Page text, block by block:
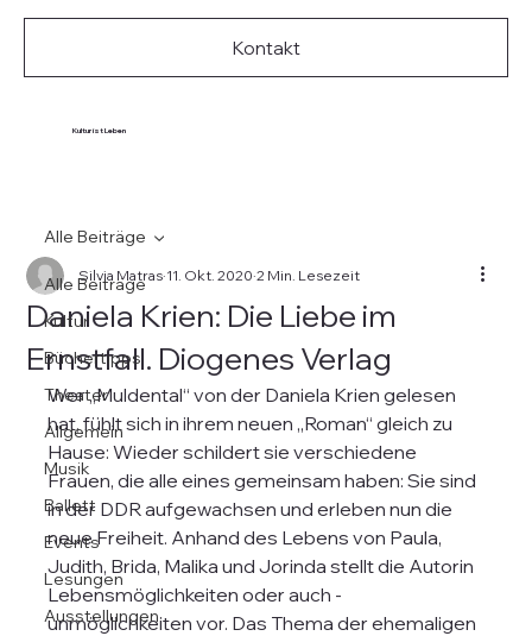
Kultur ist Leben
Kontakt
Alle Beiträge
Kultur
Büchertipps
Theater
Allgemein
Musik
Ballett
Events
Lesungen
Ausstellungen
Alle Beiträge
Daniela Krien: Die Liebe im
Ernstfall. Diogenes Verlag
Silvia Matras 11. Okt. 2020 2 Min. Lesezeit
Wer „Muldental“ von der Daniela Krien gelesen
hat, fühlt sich in ihrem neuen „Roman“ gleich zu
Hause: Wieder schildert sie verschiedene
Frauen, die alle eines gemeinsam haben: Sie sind
in der DDR aufgewachsen und erleben nun die
neue Freiheit. Anhand des Lebens von Paula,
Judith, Brida, Malika und Jorinda stellt die Autorin
Lebensmöglichkeiten oder auch -
unmöglichkeiten vor. Das Thema der ehemaligen